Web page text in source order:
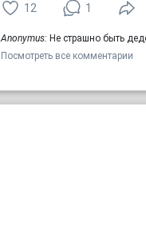
12 1
Anonymus: Не страшно быть
Посмотреть все комментарии